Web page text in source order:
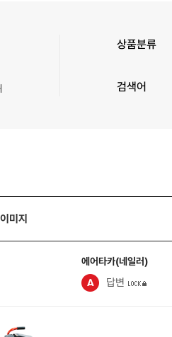
상품분류
검색어
이미지
에어타카(네일러)
답변